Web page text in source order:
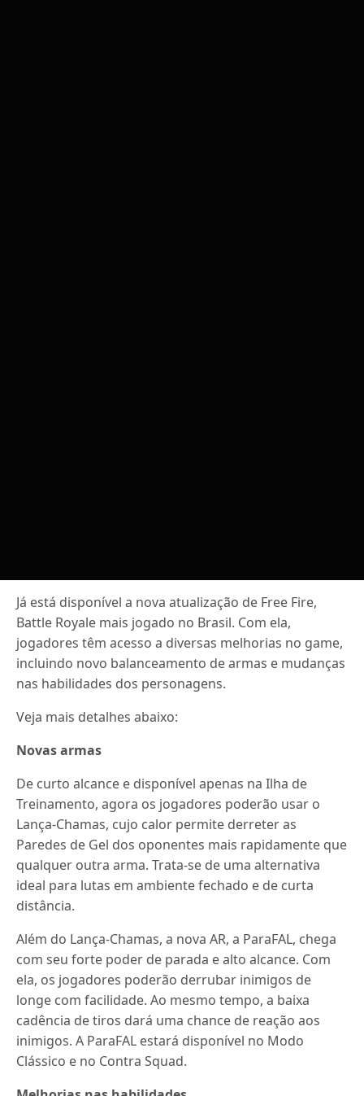
Já está disponível a nova atualização de Free Fire,
Battle Royale mais jogado no Brasil. Com ela,
jogadores têm acesso a diversas melhorias no game,
incluindo novo balanceamento de armas e mudanças
nas habilidades dos personagens.
Veja mais detalhes abaixo:
Novas armas
De curto alcance e disponível apenas na Ilha de
Treinamento, agora os jogadores poderão usar o
Lança-Chamas, cujo calor permite derreter as
Paredes de Gel dos oponentes mais rapidamente que
qualquer outra arma. Trata-se de uma alternativa
ideal para lutas em ambiente fechado e de curta
distância.
Além do Lança-Chamas, a nova AR, a ParaFAL, chega
com seu forte poder de parada e alto alcance. Com
ela, os jogadores poderão derrubar inimigos de
longe com facilidade. Ao mesmo tempo, a baixa
cadência de tiros dará uma chance de reação aos
inimigos. A ParaFAL estará disponível no Modo
Clássico e no Contra Squad.